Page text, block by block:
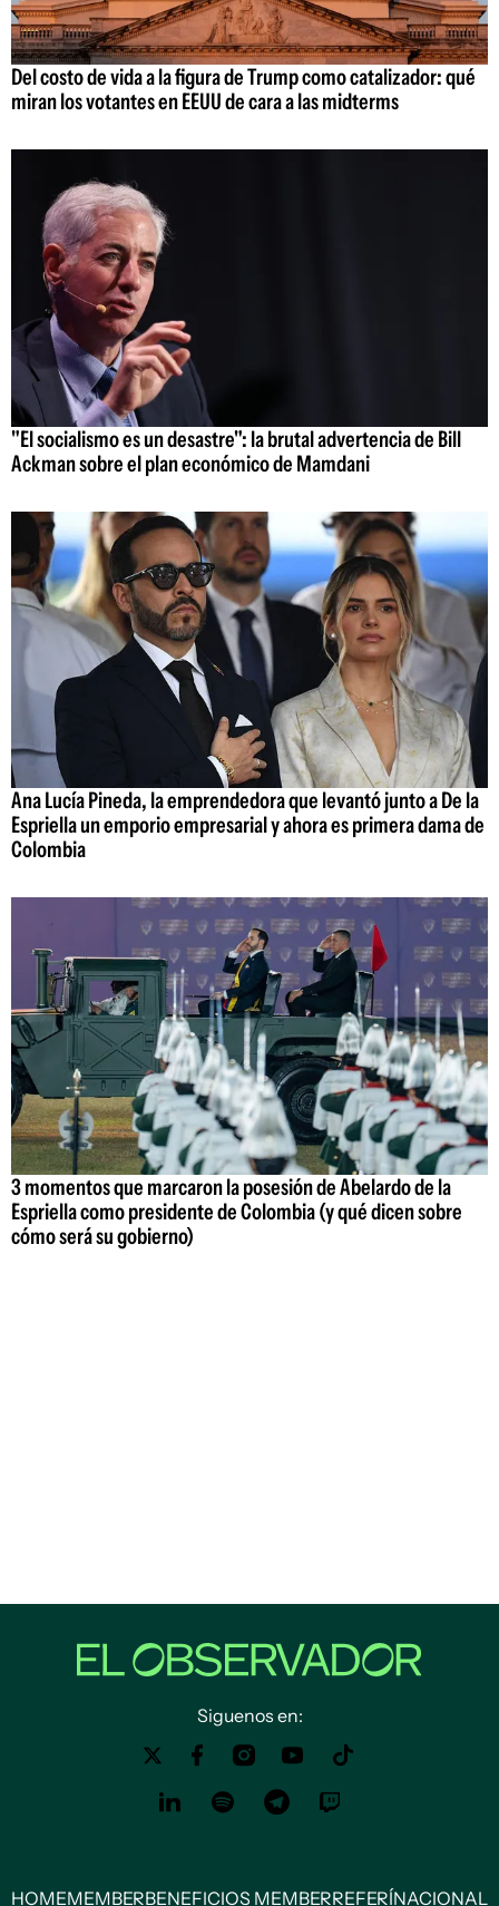
Del costo de vida a la figura de Trump como catalizador: qué
miran los votantes en EEUU de cara a las midterms
"El socialismo es un desastre": la brutal advertencia de Bill
Ackman sobre el plan económico de Mamdani
Ana Lucía Pineda, la emprendedora que levantó junto a De la
Espriella un emporio empresarial y ahora es primera dama de
Colombia
3 momentos que marcaron la posesión de Abelardo de la
Espriella como presidente de Colombia (y qué dicen sobre
cómo será su gobierno)
Siguenos en:
HOMEMEMBERBENEFICIOS MEMBERREFERÍNACIONAL